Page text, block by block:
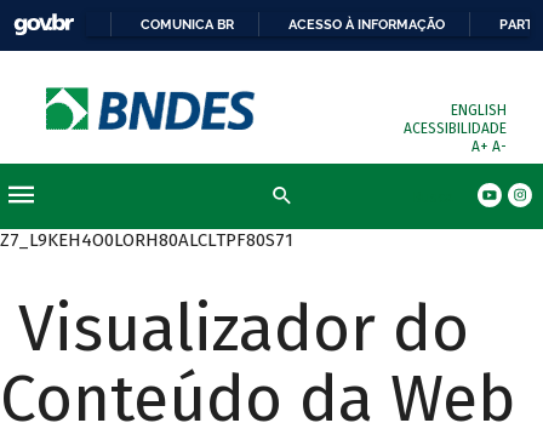
COMUNICA BR ACESSO À INFORMAÇÃO
ENGLISH
ACESSIBILIDADE
A+ A-
Z7_L9KEH4O0LORH80ALCLTPF80S71
Visualizador do
Conteúdo da Web